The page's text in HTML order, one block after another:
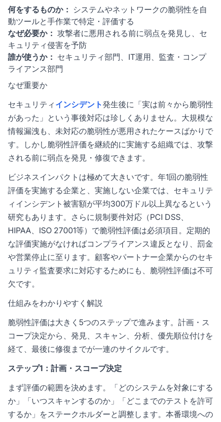
何をするものか： システムやネットワークの脆弱性を自
動ツールと手作業で特定・評価する
なぜ必要か： 攻撃者に悪用される前に弱点を発見し、セ
キュリティ侵害を予防
誰が使うか： セキュリティ部門、IT運用、監査・コンプ
ライアンス部門
なぜ重要か
セキュリティ インシデント発生後に「実は前々から脆弱性
があった」という事後対応は珍しくありません。大規模な
情報漏洩も、未対応の脆弱性が悪用されたケースばかりで
す。しかし脆弱性評価を継続的に実施する組織では、攻撃
される前に弱点を発見・修復できます。
ビジネスインパクトは極めて大きいです。年1回の脆弱性
評価を実施する企業と、実施しない企業では、セキュリテ
ィインシデント被害額が平均300万ドル以上異なるという
研究もあります。さらに規制要件対応（PCI DSS、
HIPAA、ISO 27001等）で脆弱性評価は必須項目。定期的
な評価実施がなければコンプライアンス違反となり、罰金
や営業停止に至ります。顧客やパートナー企業からのセキ
ュリティ監査要求に対応するためにも、脆弱性評価は不可
欠です。
仕組みをわかりやすく解説
脆弱性評価は大きく5つのステップで進みます。計画・ス
コープ決定から、発見、スキャン、分析、優先順位付けを
経て、最後に修復までが一連のサイクルです。
ステップ1：計画・スコープ決定
まず評価の範囲を決めます。「どのシステムを対象にする
か」「いつスキャンするのか」「どこまでのテストを許可
するか」をステークホルダーと調整します。本番環境への